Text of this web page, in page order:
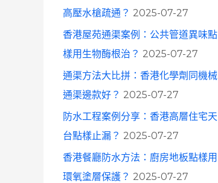
高壓水槍疏通？ 2025-07-27
香港屋苑通渠案例：公共管道異味點
樣用生物酶根治？ 2025-07-27
通渠方法大比拼：香港化學劑同機械
通渠邊款好？ 2025-07-27
防水工程案例分享：香港高層住宅天
台點樣止漏？ 2025-07-27
香港餐廳防水方法：廚房地板點樣用
環氧塗層保護？ 2025-07-27